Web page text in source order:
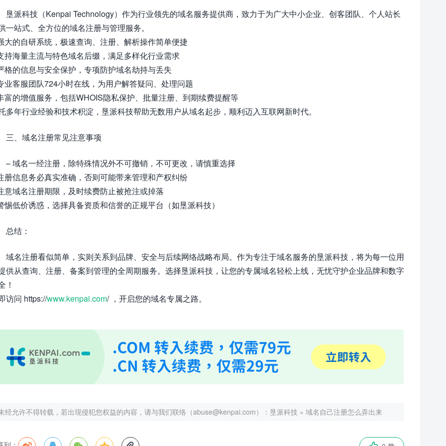
垦派科技（Kenpai Technology）作为行业领先的域名服务提供商，致力于为广大中小企业、创客团队、个人站长
一站式、全方位的域名注册与管理服务。
大的自研系统，极速查询、注册、解析操作简单便捷
持海量主流与特色域名后缀，满足多样化行业需求
格的信息与安全保护，专项防护域名劫持与丢失
业客服团队724小时在线，为用户解答疑问、处理问题
富的增值服务，包括WHOIS隐私保护、批量注册、到期续费提醒等
多年行业经验和技术积淀，垦派科技帮助无数用户从域名起步，顺利迈入互联网新时代。
三、域名注册常见注意事项
– 域名一经注册，除特殊情况外不可撤销，不可更改，请慎重选择
册信息务必真实准确，否则可能带来管理和产权纠纷
意域名注册期限，及时续费防止被抢注或掉落
惕低价诱惑，选择具备资质和信誉的正规平台（如垦派科技）
总结：
域名注册看似简单，实则关系到品牌、安全与后续网络战略布局。作为专注于域名服务的垦派科技，将为每一位用
供从查询、注册、备案到管理的全周期服务。选择垦派科技，让您的专属域名轻松上线，无忧守护企业品牌和数字
！
访问 https://www.kenpai.com/ ，开启您的域名专属之路。
经允许不得转载，若出现侵犯您权益的内容，请与我们联络（abuse@kenpai.com）： 垦派科技 » 域名自己注册怎么弄出来